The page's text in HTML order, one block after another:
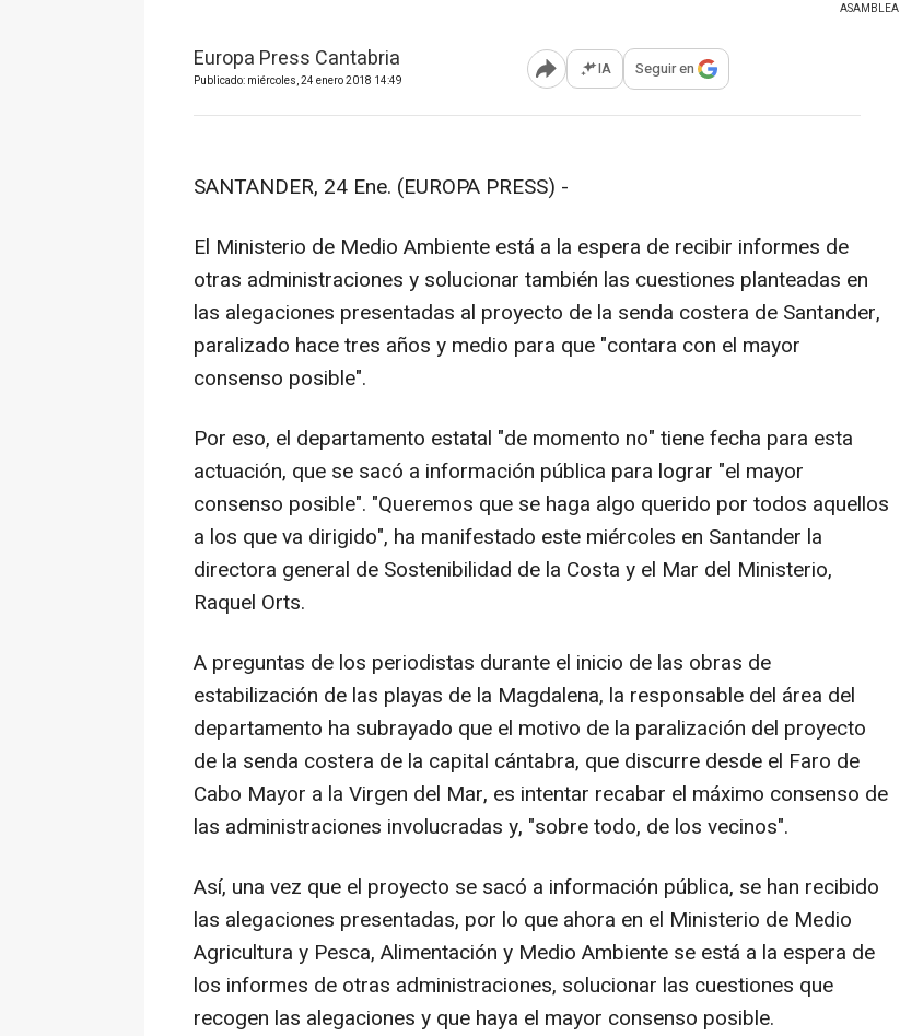
ASAMBLEA
Europa Press Cantabria
Publicado: miércoles, 24 enero 2018 14:49 Abrir opciones para compartir
IA Seguir en
SANTANDER, 24 Ene. (EUROPA PRESS) -
El Ministerio de Medio Ambiente está a la espera de recibir informes de
otras administraciones y solucionar también las cuestiones planteadas en
las alegaciones presentadas al proyecto de la senda costera de Santander,
paralizado hace tres años y medio para que "contara con el mayor
consenso posible".
Por eso, el departamento estatal "de momento no" tiene fecha para esta
actuación, que se sacó a información pública para lograr "el mayor
consenso posible". "Queremos que se haga algo querido por todos aquellos
a los que va dirigido", ha manifestado este miércoles en Santander la
directora general de Sostenibilidad de la Costa y el Mar del Ministerio,
Raquel Orts.
A preguntas de los periodistas durante el inicio de las obras de
estabilización de las playas de la Magdalena, la responsable del área del
departamento ha subrayado que el motivo de la paralización del proyecto
de la senda costera de la capital cántabra, que discurre desde el Faro de
Cabo Mayor a la Virgen del Mar, es intentar recabar el máximo consenso de
las administraciones involucradas y, "sobre todo, de los vecinos".
Así, una vez que el proyecto se sacó a información pública, se han recibido
las alegaciones presentadas, por lo que ahora en el Ministerio de Medio
Agricultura y Pesca, Alimentación y Medio Ambiente se está a la espera de
los informes de otras administraciones, solucionar las cuestiones que
recogen las alegaciones y que haya el mayor consenso posible.